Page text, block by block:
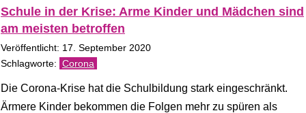
Schule in der Krise: Arme Kinder und Mädchen sind
am meisten betroffen
Veröffentlicht: 17. September 2020
Corona
Die Corona-Krise hat die Schulbildung stark eingeschränkt.
Ärmere Kinder bekommen die Folgen mehr zu spüren als